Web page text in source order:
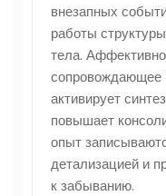
внезапных
работы
тела.
сопровождающее
активирует
повышает
опыт
детализацией и
к забыванию.